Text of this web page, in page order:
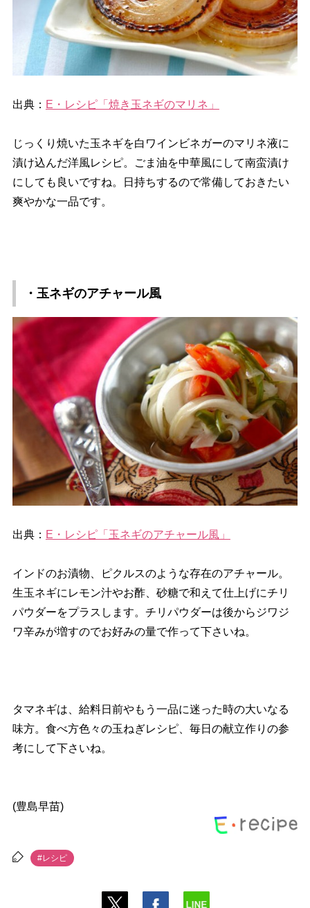
出典： E・レシピ「焼き玉ネギのマリネ」
じっくり焼いた玉ネギを白ワインビネガーのマリネ液に
漬け込んだ洋風レシピ。ごま油を中華風にして南蛮漬け
にしても良いですね。日持ちするので常備しておきたい
爽やかな一品です。
・玉ネギのアチャール風
出典： E・レシピ「玉ネギのアチャール風」
インドのお漬物、ピクルスのような存在のアチャール。
生玉ネギにレモン汁やお酢、砂糖で和えて仕上げにチリ
パウダーをプラスします。チリパウダーは後からジワジ
ワ辛みが増すのでお好みの量で作って下さいね。
タマネギは、給料日前やもう一品に迷った時の大いなる
味方。食べ方色々の玉ねぎレシピ、毎日の献立作りの参
考にして下さいね。
(豊島早苗)
#レシピ